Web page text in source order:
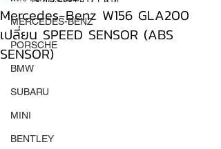
MERCEDES-BENZ
PORSCHE
BMW
SUBARU
MINI
BENTLEY
Mercedes-Benz W156 GLA200
เปลี่ยน SPEED SENSOR (ABS
SENSOR)